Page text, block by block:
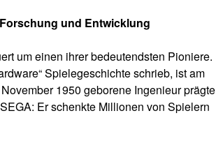
und Entwicklung
um einen ihrer bedeutendsten Pioniere.
Spielegeschichte schrieb, ist am
1950 geborene Ingenieur prägte
Er schenkte Millionen von Spielern